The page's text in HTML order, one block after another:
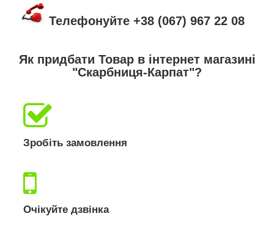
Телефонуйте +38 (067) 967 22 08
Як придбати Товар в інтернет магазині
"Скарбниця-Карпат"?
Зробіть замовлення
Очікуйте дзвінка